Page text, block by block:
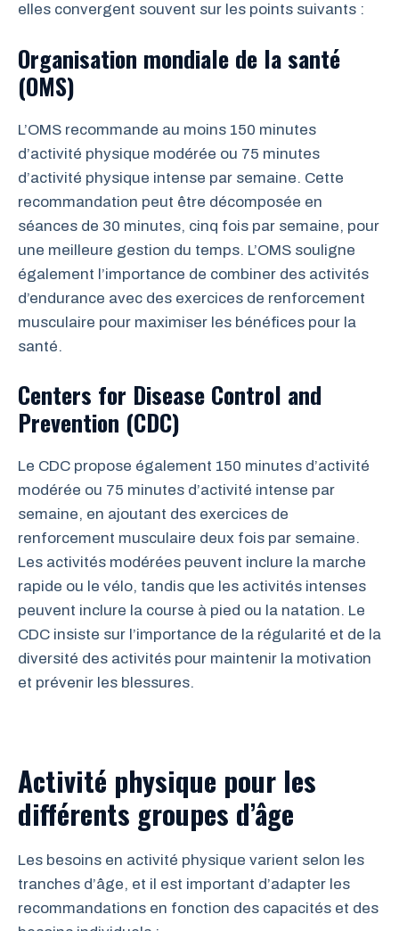
elles convergent souvent sur les points suivants :
Organisation mondiale de la santé
(OMS)
L’OMS recommande au moins 150 minutes
d’activité physique modérée ou 75 minutes
d’activité physique intense par semaine. Cette
recommandation peut être décomposée en
séances de 30 minutes, cinq fois par semaine, pour
une meilleure gestion du temps. L’OMS souligne
également l’importance de combiner des activités
d’endurance avec des exercices de renforcement
musculaire pour maximiser les bénéfices pour la
santé.
Centers for Disease Control and
Prevention (CDC)
Le CDC propose également 150 minutes d’activité
modérée ou 75 minutes d’activité intense par
semaine, en ajoutant des exercices de
renforcement musculaire deux fois par semaine.
Les activités modérées peuvent inclure la marche
rapide ou le vélo, tandis que les activités intenses
peuvent inclure la course à pied ou la natation. Le
CDC insiste sur l’importance de la régularité et de la
diversité des activités pour maintenir la motivation
et prévenir les blessures.
Activité physique pour les
différents groupes d’âge
Les besoins en activité physique varient selon les
tranches d’âge, et il est important d’adapter les
recommandations en fonction des capacités et des